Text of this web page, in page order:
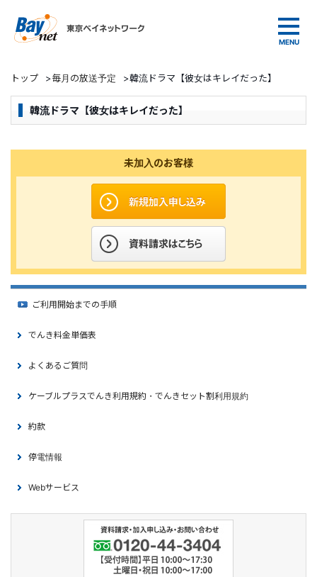
トップ >毎月の放送予定 >韓流ドラマ【彼女はキレイだった】
韓流ドラマ【彼女はキレイだった】
未加入のお客様
ご利用開始までの手順
でんき料金単価表
よくあるご質問
ケーブルプラスでんき利用規約・でんきセット割利用規約
約款
停電情報
Webサービス